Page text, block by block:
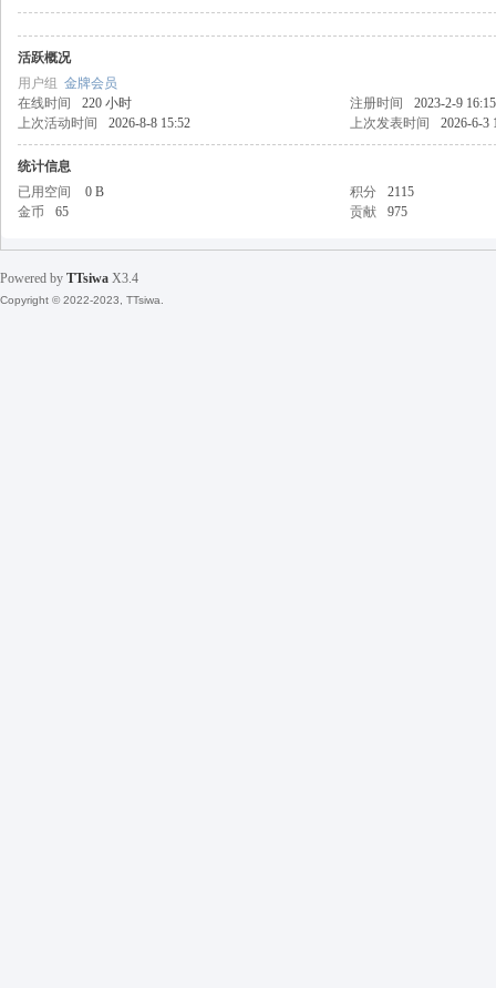
丝
活跃概况
用户组 金牌会员
在线时间
220 小时 注册时间
2023-2-9 16:15
上次活动时间
2026-8-8 15:52 上次发表时间 2026-6-3
统计信息
已用空间
0 B 积分
2115
金币
65 贡献 975
Powered by TTsiwa X3.4
Copyright © 2022-2023, TTsiwa.